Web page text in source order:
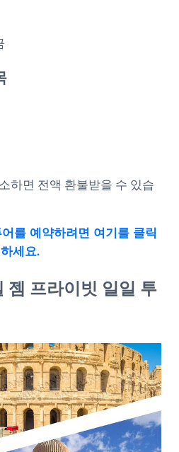
하면 전액 환불받을 수 있습
를 예약하려면 여기를 클릭
하세요.
젬 프라이빗 일일 투